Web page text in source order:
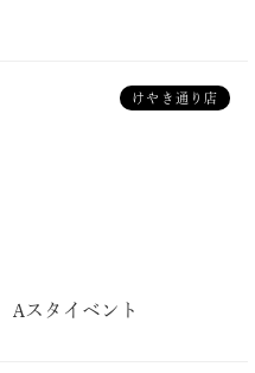
けやき通り店
Aスタイベント